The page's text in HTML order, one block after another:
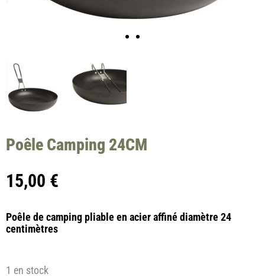
Poêle Camping 24CM
15,00 €
Poêle de camping pliable en acier affiné diamètre 24
centimètres
1 en stock